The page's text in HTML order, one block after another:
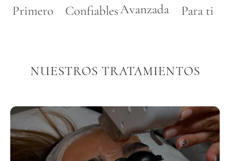
Primero
ConfiablesAvanzada
Para ti
NUESTROS TRATAMIENTOS